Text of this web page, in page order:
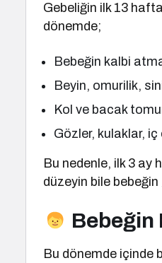
Gebeliğin ilk 13
dönemde;
Bebeğin kalbi
Beyin, omurilik,
Kol ve bacak
Gözler, kulaklar,
Bu nedenle, ilk 3 ay
düzeyin bile
Bebeğin
Bu dönemde içinde